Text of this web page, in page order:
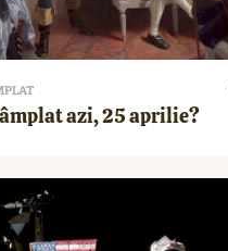
azi, 25 aprilie?